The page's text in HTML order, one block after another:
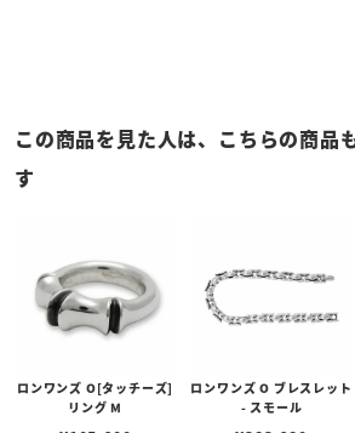
この商品を見た人は、こちらの商品
す
ロンワンズ O[タッチーズ]
リング M
ロンワンズ O ブレスレット
- スモール